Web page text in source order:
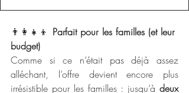
👨‍👩‍👧‍👦 Parfait pour les familles (et leur
budget)
Comme si ce n’était pas déjà assez
alléchant, l’offre devient encore plus
irrésistible pour les familles : jusqu’à deux